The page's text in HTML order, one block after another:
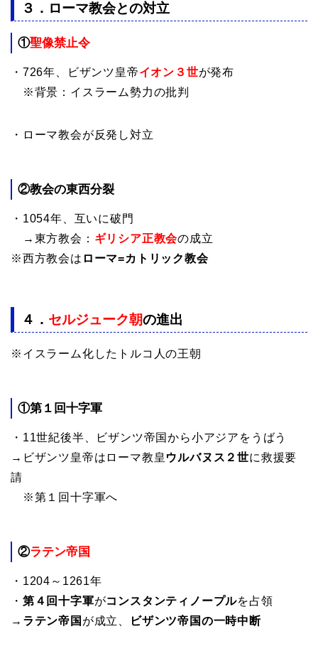
３．ローマ教会との対立
①聖像禁止令
・726年、ビザンツ皇帝イオン３世が発布
※背景：イスラーム勢力の批判
・ローマ教会が反発し対立
②教会の東西分裂
・1054年、互いに破門
→東方教会： ギリシア正教会の成立
※西方教会は ローマ=カトリック教会
４． セルジューク朝の進出
※イスラーム化したトルコ人の王朝
①第１回十字軍
・11世紀後半、ビザンツ帝国から小アジアをうばう
→ビザンツ皇帝はローマ教皇 ウルバヌス２世に救援要
請
※第１回十字軍へ
②ラテン帝国
・1204～1261年
・ 第４回十字軍がコンスタンティノープルを占領
→ ラテン帝国 が成立、 ビザンツ帝国の一時中断